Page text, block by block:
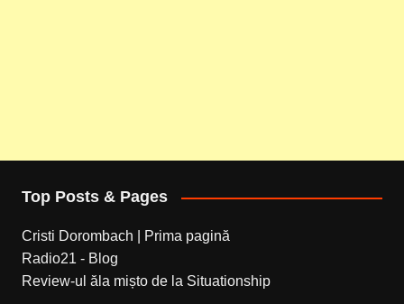
Top Posts & Pages
Cristi Dorombach | Prima pagină
Radio21 - Blog
Review-ul ăla mișto de la Situationship